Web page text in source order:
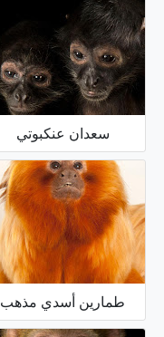
سعدان عنكبوتي
طمارين أسدي مذهب